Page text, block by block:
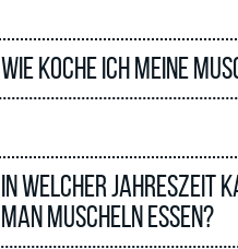
Wie koche ich meine
In welcher Jahreszeit
man Muscheln essen?